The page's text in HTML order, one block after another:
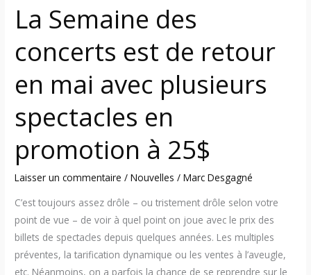
La Semaine des
concerts est de retour
en mai avec plusieurs
spectacles en
promotion à 25$
Laisser un commentaire /Nouvelles /Marc Desgagné
C’est toujours assez drôle – ou tristement drôle selon votre
point de vue – de voir à quel point on joue avec le prix des
billets de spectacles depuis quelques années. Les multiples
préventes, la tarification dynamique ou les ventes à l’aveugle,
etc. Néanmoins, on a parfois la chance de se reprendre sur le
plusieurs
en
à